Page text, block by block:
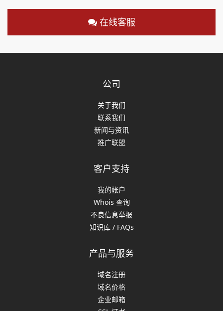
在线客服
公司
关于我们
联系我们
新闻与资讯
推广联盟
客户支持
我的帐户
Whois 查询
不良信息举报
知识库 / FAQs
产品与服务
域名注册
域名价格
企业邮箱